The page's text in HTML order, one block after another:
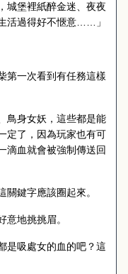
城堡裡紙醉金迷、夜夜
活過得好不愜意……」
一次看到有任務這樣
身女妖，這些都是能
定了，因為玩家也有可
滴血就會被強制傳送回
鍵字應該圈起來。
地挑挑眉。
吸處女的血的吧？這